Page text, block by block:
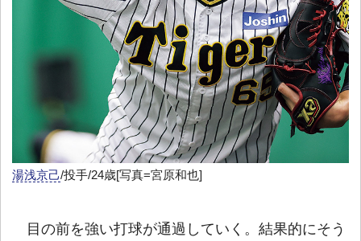
湯浅京己/投手/24歳[写真=宮原和也]
目の前を強い打球が通過していく。結果的にそう